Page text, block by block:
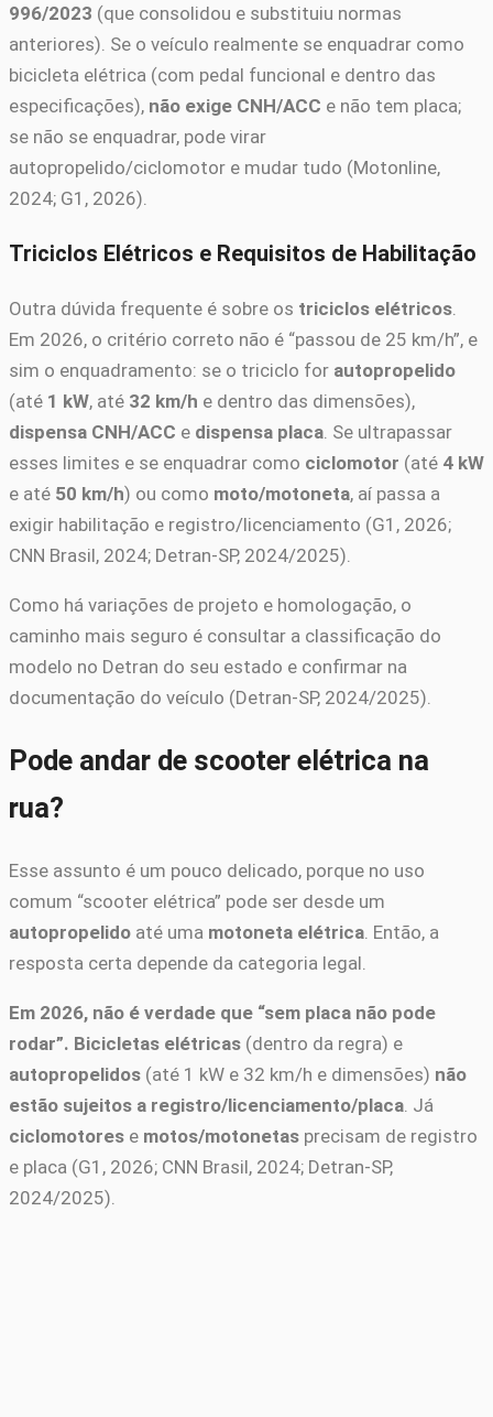
996/2023 (que consolidou e substituiu normas
anteriores). Se o veículo realmente se enquadrar como
bicicleta elétrica (com pedal funcional e dentro das
especificações), não exige CNH/ACC e não tem placa;
se não se enquadrar, pode virar
autopropelido/ciclomotor e mudar tudo (Motonline,
2024; G1, 2026).
Triciclos Elétricos e Requisitos de Habilitação
Outra dúvida frequente é sobre os triciclos elétricos.
Em 2026, o critério correto não é “passou de 25 km/h”, e
sim o enquadramento: se o triciclo for autopropelido
(até 1 kW, até 32 km/h e dentro das dimensões),
dispensa CNH/ACC e dispensa placa. Se ultrapassar
esses limites e se enquadrar como ciclomotor (até 4 kW
e até 50 km/h) ou como moto/motoneta, aí passa a
exigir habilitação e registro/licenciamento (G1, 2026;
CNN Brasil, 2024; Detran-SP, 2024/2025).
Como há variações de projeto e homologação, o
caminho mais seguro é consultar a classificação do
modelo no Detran do seu estado e confirmar na
documentação do veículo (Detran-SP, 2024/2025).
Pode andar de scooter elétrica na
rua?
Esse assunto é um pouco delicado, porque no uso
comum “scooter elétrica” pode ser desde um
autopropelido até uma motoneta elétrica . Então, a
resposta certa depende da categoria legal.
Em 2026, não é verdade que “sem placa não pode
rodar”. Bicicletas elétricas (dentro da regra) e
autopropelidos (até 1 kW e 32 km/h e dimensões) não
estão sujeitos a registro/licenciamento/placa . Já
ciclomotores e motos/motonetas precisam de registro
e placa (G1, 2026; CNN Brasil, 2024; Detran-SP,
2024/2025).